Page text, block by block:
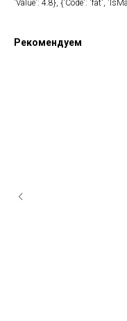
'Value': 4.8}, {'Code': 'fat',
Рекомендуем